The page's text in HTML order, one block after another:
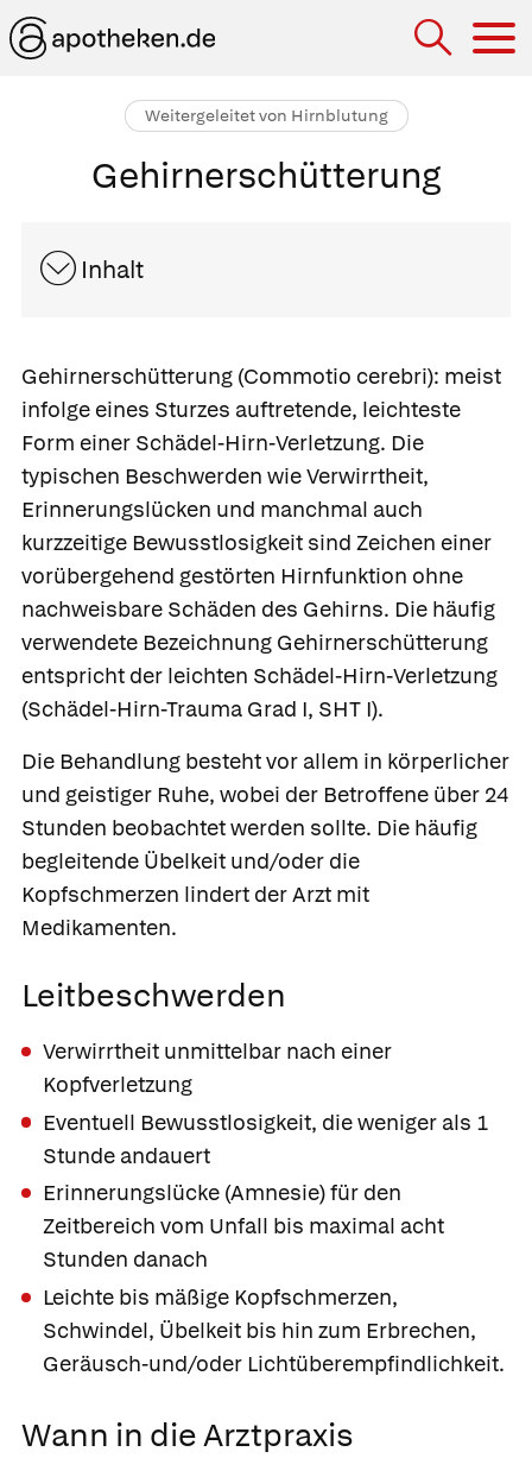
Weitergeleitet von Hirnblutung
Gehirnerschütterung
Inhalt
Gehirnerschütterung (Commotio cerebri): meist
infolge eines Sturzes auftretende, leichteste
Form einer Schädel-Hirn-Verletzung. Die
typischen Beschwerden wie Verwirrtheit,
Erinnerungslücken und manchmal auch
kurzzeitige Bewusstlosigkeit sind Zeichen einer
vorübergehend gestörten Hirnfunktion ohne
nachweisbare Schäden des Gehirns. Die häufig
verwendete Bezeichnung Gehirnerschütterung
entspricht der leichten Schädel-Hirn-Verletzung
(Schädel-Hirn-Trauma Grad I, SHT I).
Die Behandlung besteht vor allem in körperlicher
und geistiger Ruhe, wobei der Betroffene über 24
Stunden beobachtet werden sollte. Die häufig
begleitende Übelkeit und/oder die
Kopfschmerzen lindert der Arzt mit
Medikamenten.
Leitbeschwerden
Verwirrtheit unmittelbar nach einer
Kopfverletzung
Eventuell Bewusstlosigkeit, die weniger als 1
Stunde andauert
Erinnerungslücke (Amnesie) für den
Zeitbereich vom Unfall bis maximal acht
Stunden danach
Leichte bis mäßige Kopfschmerzen,
Schwindel, Übelkeit bis hin zum Erbrechen,
Geräusch-und/oder Lichtüberempfindlichkeit.
Wann in die Arztpraxis